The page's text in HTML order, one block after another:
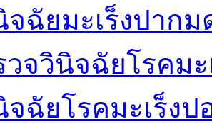
จฉัยมะเร็งปากม
วจวินิจฉัยโรคมะ
จฉัยโรคมะเร็งป